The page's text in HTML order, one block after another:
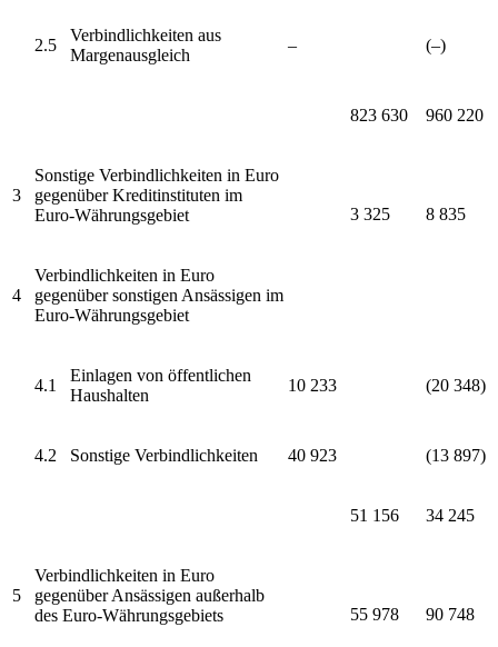
2.5
Verbindlichkeiten aus
Margenausgleich
– (–)
823 630 960 220
3
Sonstige Verbindlichkeiten in Euro
gegenüberKreditinstituten im
Euro-Währungsgebiet
3 325 8 835
4
Verbindlichkeiten in Euro
gegenüber sonstigen Ansässigen im
Euro-Währungsgebiet
4.1
Einlagen von öffentlichen
Haushalten
10 233 (20 348)
4.2 Sonstige Verbindlichkeiten 40 923 (13 897)
51 156 34 245
5
Verbindlichkeiten in Euro
gegenüber Ansässigen außerhalb
des Euro-Währungsgebiets
55 978 90 748